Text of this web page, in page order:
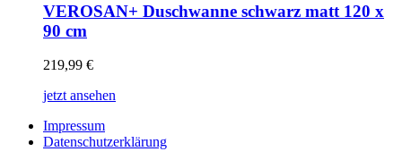
VEROSAN+ Duschwanne schwarz matt 120 x
90 cm
219,99 €
jetzt ansehen
Impressum
Datenschutzerklärung